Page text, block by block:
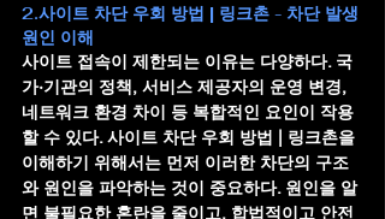
2.사이트 차단 우회 방법 | 링크촌 - 차단 발생
원인 이해
사이트 접속이 제한되는 이유는 다양하다. 국
가·기관의 정책, 서비스 제공자의 운영 변경,
네트워크 환경 차이 등 복합적인 요인이 작용
할 수 있다. 사이트 차단 우회 방법 | 링크촌을
이해하기 위해서는 먼저 이러한 차단의 구조
와 원인을 파악하는 것이 중요하다. 원인을 알
면 불필요한 혼란을 줄이고, 합법적이고 안전